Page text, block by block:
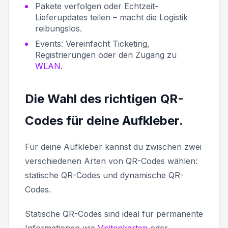
Pakete verfolgen oder Echtzeit-
Lieferupdates teilen – macht die Logistik
reibungslos.
Events: Vereinfacht Ticketing,
Registrierungen oder den Zugang zu
WLAN.
Die Wahl des richtigen QR-
Codes für deine Aufkleber.
Für deine Aufkleber kannst du zwischen zwei
verschiedenen Arten von QR-Codes wählen:
statische QR-Codes und dynamische QR-
Codes.
Statische QR-Codes sind ideal für permanente